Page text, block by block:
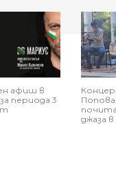
афиш в
периода 3
джаза